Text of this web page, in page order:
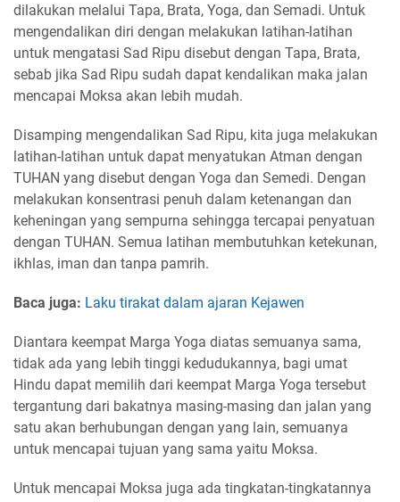
dilakukan melalui Tapa, Brata, Yoga, dan Semadi. Untuk
mengendalikan diri dengan melakukan latihan-latihan
untuk mengatasi Sad Ripu disebut dengan Tapa, Brata,
sebab jika Sad Ripu sudah dapat kendalikan maka jalan
mencapai Moksa akan lebih mudah.
Disamping mengendalikan Sad Ripu, kita juga melakukan
latihan-latihan untuk dapat menyatukan Atman dengan
TUHAN yang disebut dengan Yoga dan Semedi. Dengan
melakukan konsentrasi penuh dalam ketenangan dan
keheningan yang sempurna sehingga tercapai penyatuan
dengan TUHAN. Semua latihan membutuhkan ketekunan,
ikhlas, iman dan tanpa pamrih.
Baca juga: Laku tirakat dalam ajaran Kejawen
Diantara keempat Marga Yoga diatas semuanya sama,
tidak ada yang lebih tinggi kedudukannya, bagi umat
Hindu dapat memilih dari keempat Marga Yoga tersebut
tergantung dari bakatnya masing-masing dan jalan yang
satu akan berhubungan dengan yang lain, semuanya
untuk mencapai tujuan yang sama yaitu Moksa.
Untuk mencapai Moksa juga ada tingkatan-tingkatannya